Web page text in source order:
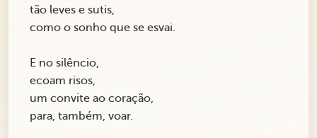
tão leves e sutis,
como o sonho que se esvai.
E no silêncio,
ecoam risos,
um convite ao coração,
para, também, voar.